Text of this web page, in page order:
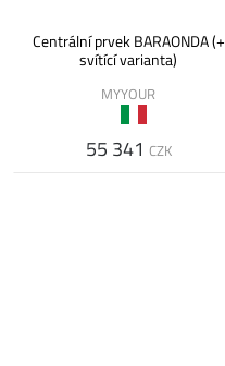
Centrální prvek BARAONDA (+
svítící varianta)
MYYOUR
55 341 CZK